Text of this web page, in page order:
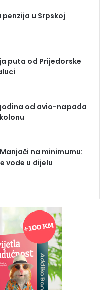
penzija u Srpskoj
puta od Prijedorske
od avio-napada
na minimumu:
vode u dijelu